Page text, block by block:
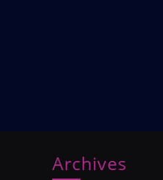
Archives